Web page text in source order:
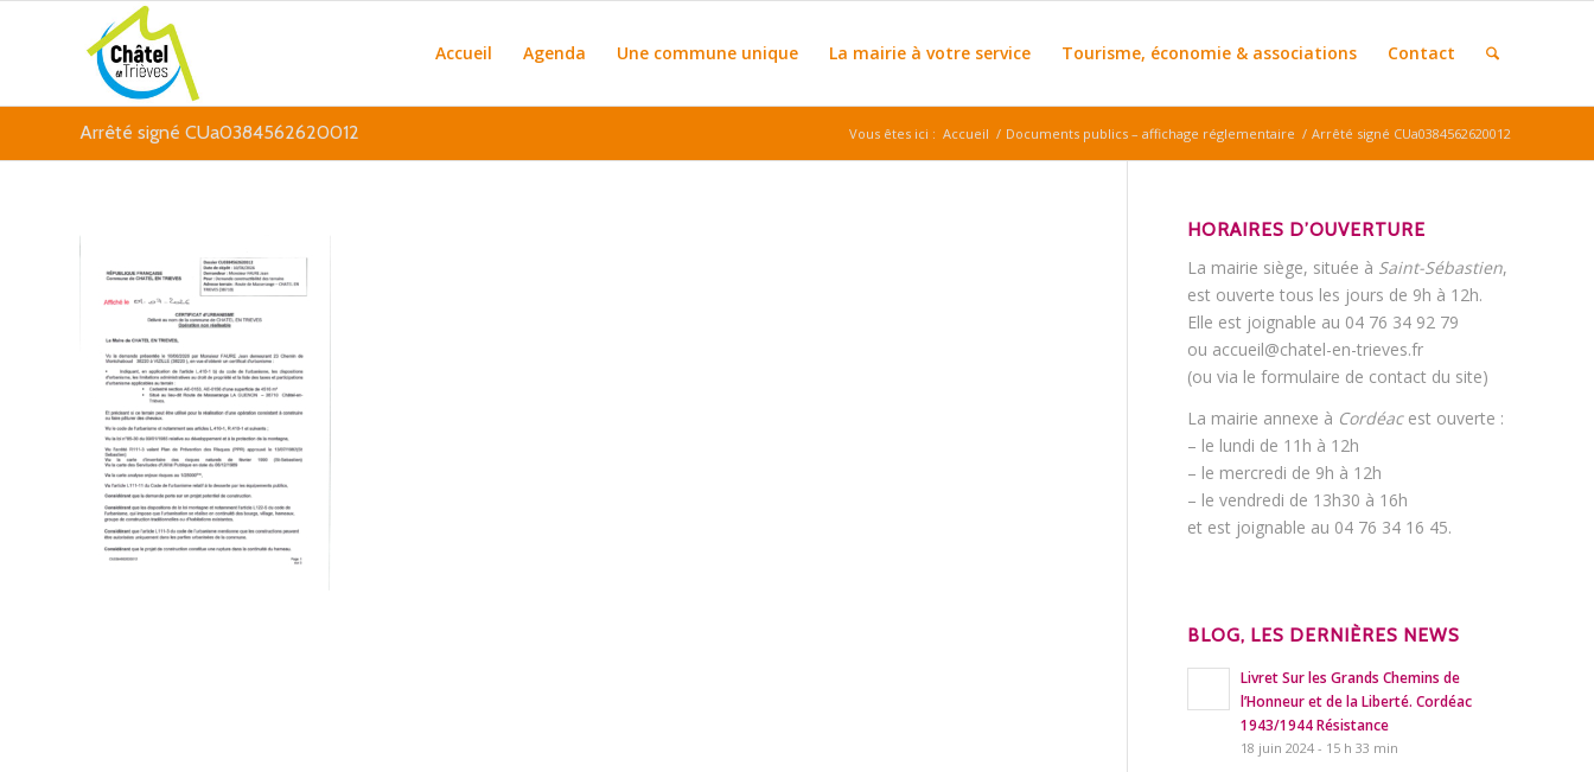
Accueil Agenda Une commune unique La mairie à votre service Tourisme, économie & associations Contact
Arrêté signé CUa0384562620012 Vous êtes ici : Accueil / Documents publics – affichage réglementaire / Arrêté signé CUa0384562620012
HORAIRES D’OUVERTURE
La mairie siège, située à Saint-Sébastien,
est ouverte tous les jours de 9h à 12h.
Elle est joignable au 04 76 34 92 79
ou accueil@chatel-en-trieves.fr
(ou via le formulaire de contact du site)
La mairie annexe à Cordéacest ouverte :
– le lundi de 11h à 12h
– le mercredi de 9h à 12h
– le vendredi de 13h30 à 16h
et est joignable au 04 76 34 16 45.
BLOG, LES DERNIÈRES NEWS
Livret Sur les Grands Chemins de
l’Honneur et de la Liberté. Cordéac
1943/1944 Résistance
18 juin 2024 - 15 h 33 min